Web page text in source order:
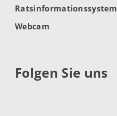
Ratsinformationssystem
Webcam
Folgen Sie uns